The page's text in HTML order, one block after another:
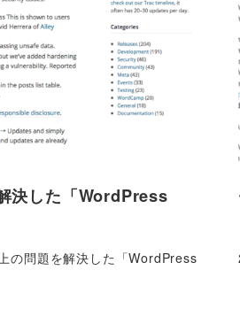
決した「WordPress
の問題を解決した「WordPress